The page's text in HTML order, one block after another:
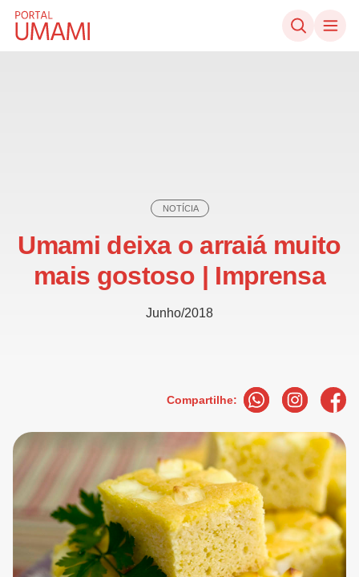
Ir direto ao conteúdo
NOTÍCIA
Umami deixa o arraiá muito
mais gostoso | Imprensa
Junho/2018
Compartilhe: